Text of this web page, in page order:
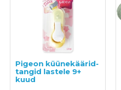
Pigeon küünekäärid-
tangid lastele 9+
kuud